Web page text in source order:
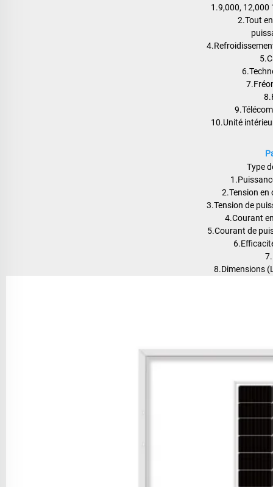
1.9,000, 12,000
2.Tout
10.Unité
Type
2.Tension en
3.Tension de
4.Courant
5.Courant de
8.Dimensions